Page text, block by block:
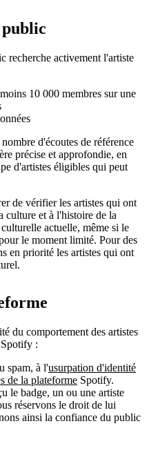
recherche activement l'artiste
10 000 membres sur une
d'écoutes de référence
précise et approfondie, en
d'artistes éligibles qui peut
de vérifier les artistes qui ont
culture et à l'histoire de la
actuelle, même si le
le moment limité. Pour des
en priorité les artistes qui ont
du comportement des artistes
:
spam, à l'usurpation d'identité
de la plateforme Spotify.
le badge, un ou une artiste
réservons le droit de lui
ainsi la confiance du public